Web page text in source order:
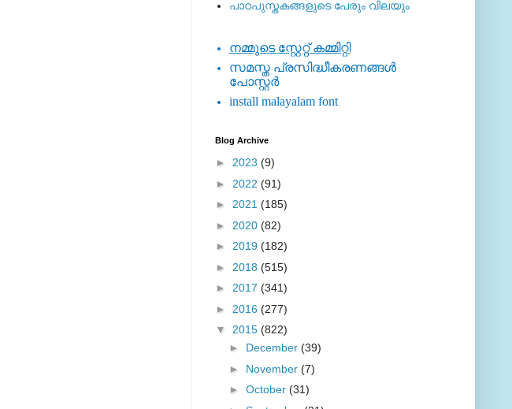
പാഠപുസ്തകങ്ങളുടെ പേരും വിലയും
നമ്മുടെ സ്റ്റേറ്റ് കമ്മിറ്റി
സമസ്ത പ്രസിദ്ധീകരണങ്ങള്‍
പോസ്റ്റര്‍
install malayalam font
Blog Archive
► 2023 (9)
► 2022 (91)
► 2021 (185)
► 2020 (82)
► 2019 (182)
► 2018 (515)
► 2017 (341)
► 2016 (277)
▼ 2015 (822)
► December (39)
► November (7)
► October (31)